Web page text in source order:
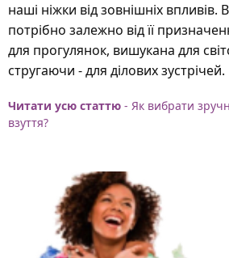
наші ніжки від зовнішніх впливів.
потрібно залежно від її
для прогулянок, вишукана для
стругаючи - для ділових зустрічей.
Читати усю статтю - Як вибрати
взуття?